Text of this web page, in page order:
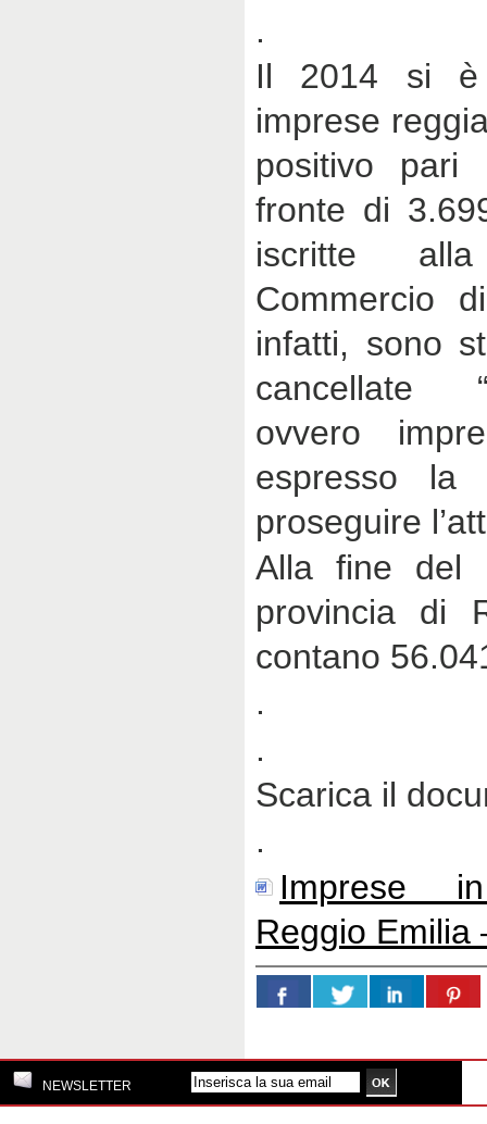
.
Il 2014 si è
imprese
positivo
fronte di
iscritte
Commercio
infatti, sono
cancellate
ovvero
espresso la
proseguire
Alla fine del
provincia di
contano
.
.
Scarica il
.
Imprese
Reggio Emilia
NEWSLETTER